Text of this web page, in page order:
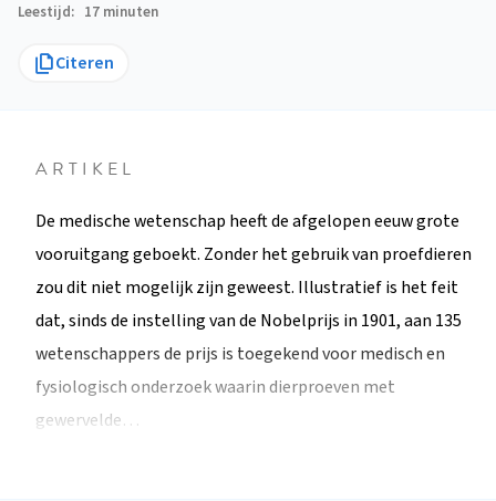
Leestijd 17 minuten
Citeren
ARTIKEL
De medische wetenschap heeft de afgelopen eeuw grote
vooruitgang geboekt. Zonder het gebruik van proefdieren
zou dit niet mogelijk zijn geweest. Illustratief is het feit
dat, sinds de instelling van de Nobelprijs in 1901, aan 135
wetenschappers de prijs is toegekend voor medisch en
fysiologisch onderzoek waarin dierproeven met
gewervelde…